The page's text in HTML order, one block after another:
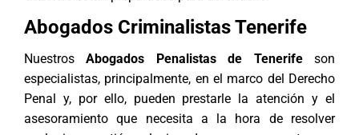
Abogados Criminalistas Tenerife
NuestrosAbogados Penalistas de Tenerifeson
especialistas, principalmente, en el marco del Derecho
Penal y, por ello, pueden prestarle la atención y el
asesoramiento que necesita a la hora de resolver